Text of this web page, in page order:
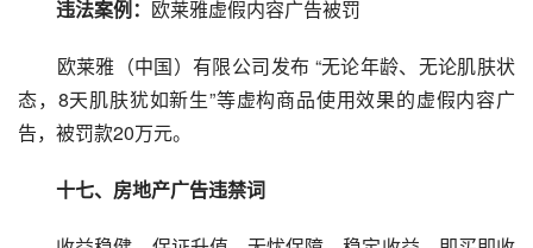
违法案例： 欧莱雅虚假内容广告被罚
欧莱雅（中国）有限公司发布 “无论年龄、无论肌肤状
态，8天肌肤犹如新生”等虚构商品使用效果的虚假内容广
告，被罚款20万元。
十七、房地产广告违禁词